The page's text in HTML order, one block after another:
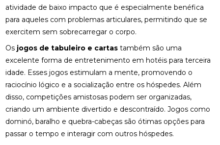
atividade de baixo impacto que é especialmente benéfica
para aqueles com problemas articulares, permitindo que se
exercitem sem sobrecarregar o corpo.
Os jogos de tabuleiro e cartas também são uma
excelente forma de entretenimento em hotéis para terceira
idade. Esses jogos estimulam a mente, promovendo o
raciocínio lógico e a socialização entre os hóspedes. Além
disso, competições amistosas podem ser organizadas,
criando um ambiente divertido e descontraído. Jogos como
dominó, baralho e quebra-cabeças são ótimas opções para
passar o tempo e interagir com outros hóspedes.